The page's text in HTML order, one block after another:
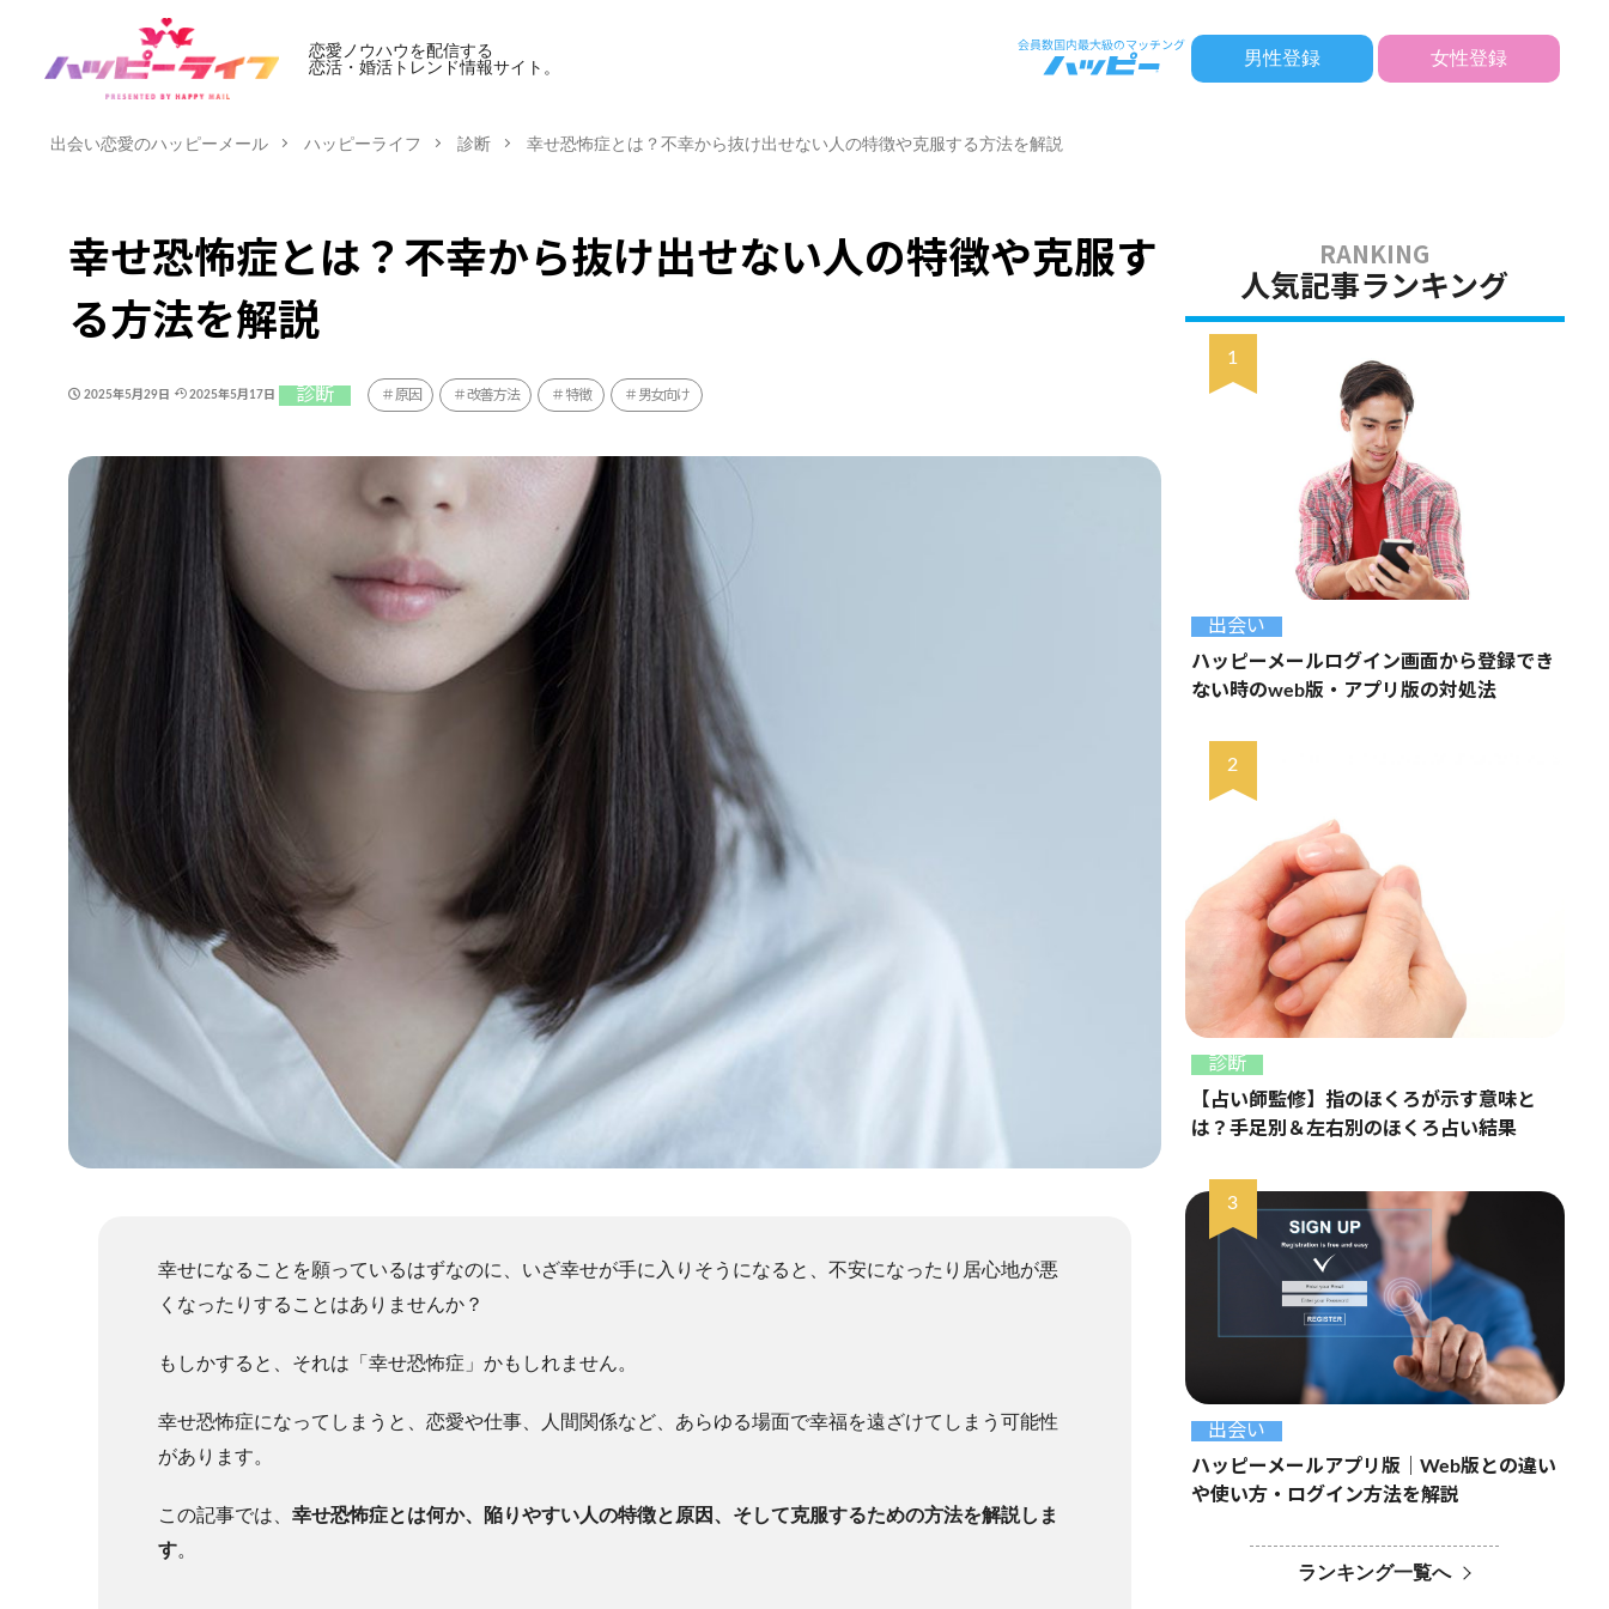
恋愛ノウハウを配信する
恋活・婚活トレンド情報サイト。
男性登録 女性登録
出会い恋愛のハッピーメール ハッピーライフ 診断 幸せ恐怖症とは？不幸から抜け出せない人の特徴や克服する方法を解説
幸せ恐怖症とは？不幸から抜け出せない人の特徴や克服す
る方法を解説
2025年5月29日 2025年5月17日 診断 原因 改善方法 特徴 男女向け
幸せになることを願っているはずなのに、いざ幸せが手に入りそうになると、不安になったり居心地が悪
くなったりすることはありませんか？
もしかすると、それは「幸せ恐怖症」かもしれません。
幸せ恐怖症になってしまうと、恋愛や仕事、人間関係など、あらゆる場面で幸福を遠ざけてしまう可能性
があります。
この記事では、 幸せ恐怖症とは何か、陥りやすい人の特徴と原因、そして克服するための方法を解説しま
す。
人気記事ランキング
出会い
ハッピーメールログイン画面から登録でき
ない時のweb版・アプリ版の対処法
診断
【占い師監修】指のほくろが示す意味と
は？手足別＆左右別のほくろ占い結果
出会い
ハッピーメールアプリ版｜Web版との違い
や使い方・ログイン方法を解説
ランキング一覧へ